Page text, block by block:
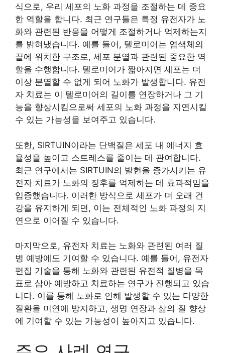
식으로, 우리 세포의 노화 과정을 조절하는 데 중요
한 역할을 합니다. 최근 연구들은 특정 유전자가 노
화와 관련된 반응을 어떻게 조절하거나 억제하는지
를 밝혀냈습니다. 예를 들어, 텔로미어는 염색체의
끝에 위치한 구조로, 세포 분열과 관련된 중요한 역
할을 수행합니다. 텔로미어가 짧아지면 세포는 더
이상 분열할 수 없게 되어 노화가 발생합니다. 유전
자 치료는 이 텔로미어의 길이를 연장하거나 그 기
능을 향상시킴으로써 세포의 노화 과정을 지연시킬
수 있는 가능성을 보여주고 있습니다.
또한, SIRTUIN이라는 단백질은 세포 내 에너지 효
율성을 높이고 스트레스를 줄이는 데 관여합니다.
최근 연구에서는 SIRTUIN의 발현을 증가시키는 유
전자 치료가 노화의 징후를 억제하는 데 효과적임을
입증했습니다. 이러한 방식으로 세포가 더 오래 건
강을 유지하게 되면, 이는 전체적인 노화 과정의 지
연으로 이어질 수 있습니다.
마지막으로, 유전자 치료는 노화와 관련된 여러 질
병 예방에도 기여할 수 있습니다. 예를 들어, 유전자
편집 기술을 통해 노화와 관련된 유전적 질병을 목
표로 삼아 예방하고 치료하는 연구가 진행되고 있습
니다. 이를 통해 노화로 인해 발생할 수 있는 다양한
질환을 미연에 방지하고, 생명 연장과 삶의 질 향상
에 기여할 수 있는 가능성이 높아지고 있습니다.